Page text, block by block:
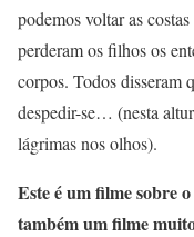
podemos voltar as
perderam os filhos os
corpos. Todos disseram
despedir-se… (nesta
lágrimas nos olhos).
Este é um filme sobre
também um filme